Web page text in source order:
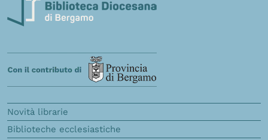
Novità librarie
Biblioteche ecclesiastiche